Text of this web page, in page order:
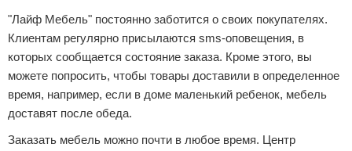
"Лайф Мебель" постоянно заботится о своих покупателях.
Клиентам регулярно присылаются sms-оповещения, в
которых сообщается состояние заказа. Кроме этого, вы
можете попросить, чтобы товары доставили в определенное
время, например, если в доме маленький ребенок, мебель
доставят после обеда.
Заказать мебель можно почти в любое время. Центр